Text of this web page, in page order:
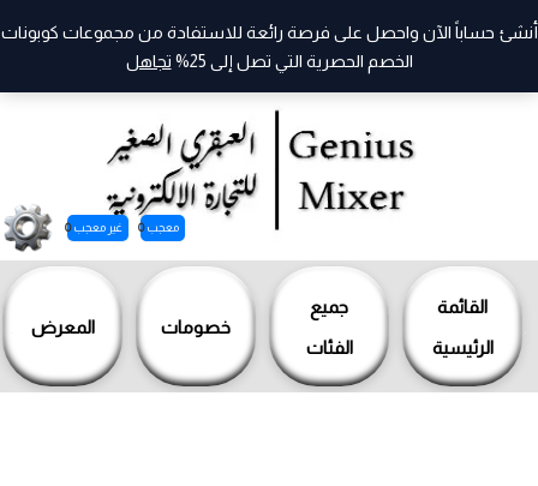
القائمة
الرئيسية
جميع
الفئات
خصومات المعرض
معجب 0 غير معجب 0
أنشئ حساباً الآن واحصل على فرصة رائعة للاستفادة من مجموعات كوبونات
الخصم الحصرية التي تصل إلى 25%
تجاهل
تخطي